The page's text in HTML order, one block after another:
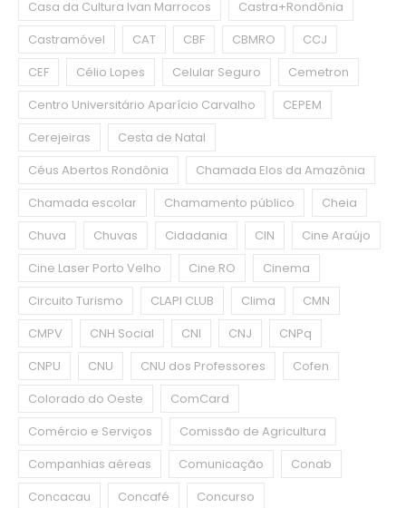
Casa da Cultura Ivan Marrocos
Castra+Rondônia
Castramóvel
CAT CBF CBMRO
CCJ
CEF
Célio Lopes Celular Seguro
Cemetron
Centro Universitário Aparício Carvalho
CEPEM
Cerejeiras
Cesta de Natal
Céus Abertos Rondônia
Chamada Elos da Amazônia
Chamada escolar
Chamamento público
Cheia
Chuva
Chuvas Cidadania CIN
Cine Araújo
Cine Laser Porto Velho
Cine RO
Cinema
Circuito Turismo
CLAPI CLUB Clima
CMN
CMPV
CNH Social CNI CNJ
CNPq
CNPU
CNU CNU dos Professores
Cofen
Colorado do Oeste
ComCard
Comércio e Serviços
Comissão de Agricultura
Companhias aéreas
Comunicação
Conab
Concacau
Concafé
Concurso